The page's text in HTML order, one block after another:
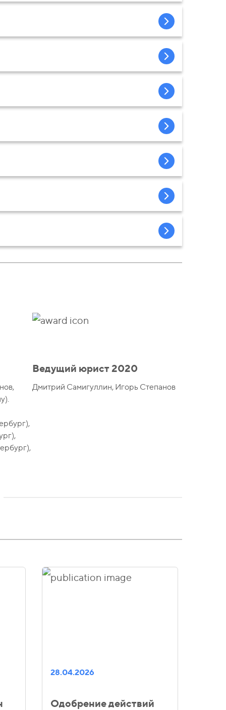
Ведущий юрист 2020
Дмитрий Самигуллин, Игорь Степанов
28.04.2026
Одобрение действий